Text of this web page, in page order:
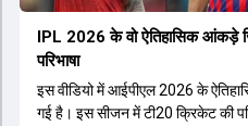
IPL 2026 के वो ऐतिहासिक आंकड़े
परिभाषा
इस वीडियो में आईपीएल 2026 के
गई है। इस सीजन में टी20 क्रिकेट की